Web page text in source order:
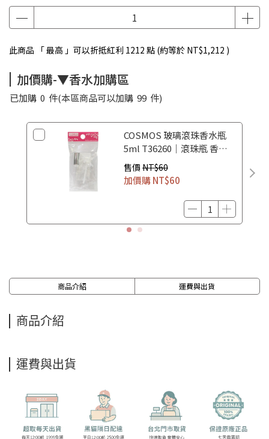
此商品 「 最高 」可以折抵紅利 1212 點 (約等於 NT$1,212 )
加價購-▼香水加購區
已加購 0 件(本區商品可以加購 99 件)
COSMOS 玻璃滾珠香水瓶
5ml T36260｜滾珠瓶 香水
空瓶 香水分裝瓶
售價 NT$60
加價購NT$60
商品介紹 運費與出貨
商品介紹
運費與出貨